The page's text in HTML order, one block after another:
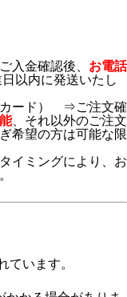
金確認後、 お電話
以内に発送いたし
カード） ⇒ご注文確
、それ以外のご注文
希望の方は可能な限
イミングにより、お
ています。